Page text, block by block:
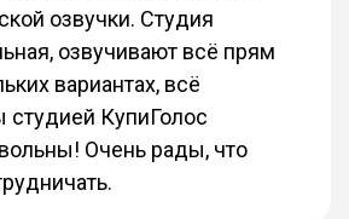
озвучки. Студия
озвучивают всё прям
вариантах, всё
студией КупиГолос
Очень рады, что